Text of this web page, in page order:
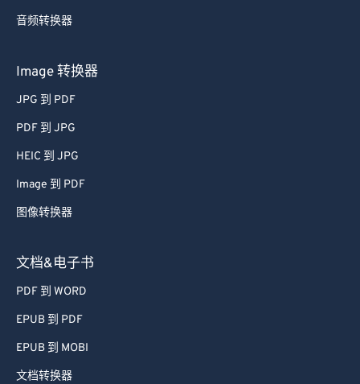
音频转换器
Image 转换器
JPG 到 PDF
PDF 到 JPG
HEIC 到 JPG
Image 到 PDF
图像转换器
文档&电子书
PDF 到 WORD
EPUB 到 PDF
EPUB 到 MOBI
文档转换器